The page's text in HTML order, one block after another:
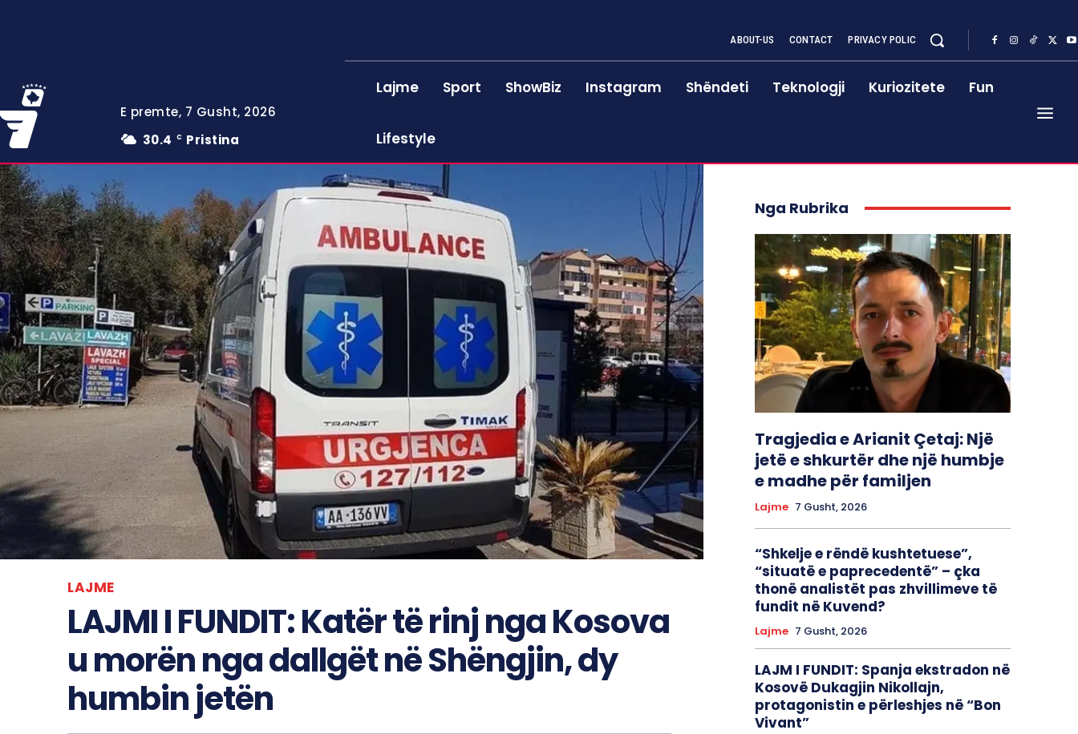
E premte, 7 Gusht, 2026
30.4
C Pristina
ABOUT-US CONTACT PRIVACY POLIC
Lajme Sport ShowBiz Instagram Shëndeti Teknologji Kuriozitete Fun
Lifestyle
LAJME
LAJMI I FUNDIT: Katër të rinj nga Kosova
u morën nga dallgët në Shëngjin, dy
humbin jetën
Nga Rubrika
Tragjedia e Arianit Çetaj: Një
jetë e shkurtër dhe një humbje
e madhe për familjen
Lajme 7 Gusht, 2026
“Shkelje e rëndë kushtetuese”,
“situatë e paprecedentë” – çka
thonë analistët pas zhvillimeve të
fundit në Kuvend?
Lajme 7 Gusht, 2026
LAJM I FUNDIT: Spanja ekstradon në
Kosovë Dukagjin Nikollajn,
protagonistin e përleshjes në “Bon
Vivant”